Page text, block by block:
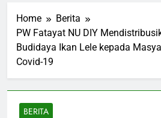
Home
Berita
PW Fatayat NU DIY
Budidaya Ikan Lele kepada
Covid-19
BERITA